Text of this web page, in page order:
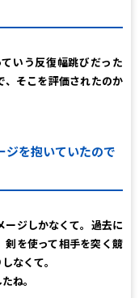
いう反復幅跳びだった
、そこを評価されたのか
ジを抱いていたので
ージしかなくて。過去に
剣を使って相手を突く競
なくて。
ね。